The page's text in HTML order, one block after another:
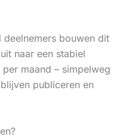
deelnemers bouwen dit
naar een stabiel
maand – simpelweg
publiceren en